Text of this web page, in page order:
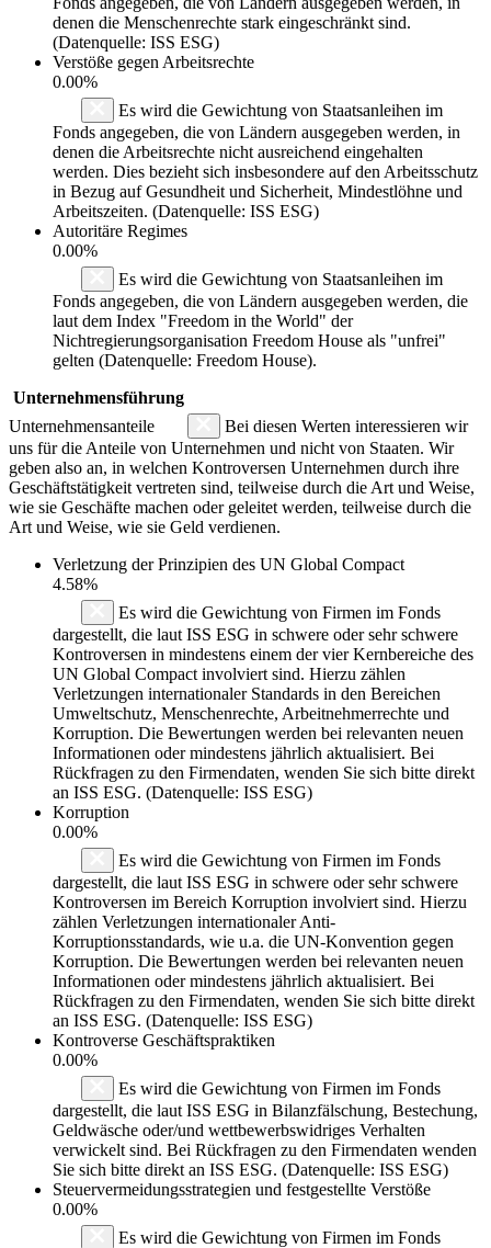
denen die Menschenrechte stark eingeschränkt sind.
(Datenquelle: ISS ESG)
Verstöße gegen Arbeitsrechte
0.00%
Es wird die Gewichtung von Staatsanleihen im
Fonds angegeben, die von Ländern ausgegeben werden, in
denen die Arbeitsrechte nicht ausreichend eingehalten
werden. Dies bezieht sich insbesondere auf den Arbeitsschutz
in Bezug auf Gesundheit und Sicherheit, Mindestlöhne und
Arbeitszeiten. (Datenquelle: ISS ESG)
Autoritäre Regimes
0.00%
Es wird die Gewichtung von Staatsanleihen im
Fonds angegeben, die von Ländern ausgegeben werden, die
laut dem Index "Freedom in the World" der
Nichtregierungsorganisation Freedom House als "unfrei"
gelten (Datenquelle: Freedom House).
Unternehmensführung
Unternehmensanteile
Bei diesen Werten interessieren wir
uns für die Anteile von Unternehmen und nicht von Staaten. Wir
geben also an, in welchen Kontroversen Unternehmen durch ihre
Geschäftstätigkeit vertreten sind, teilweise durch die Art und Weise,
wie sie Geschäfte machen oder geleitet werden, teilweise durch die
Art und Weise, wie sie Geld verdienen.
Verletzung der Prinzipien des UN Global Compact
4.58%
Es wird die Gewichtung von Firmen im Fonds
dargestellt, die laut ISS ESG in schwere oder sehr schwere
Kontroversen in mindestens einem der vier Kernbereiche des
UN Global Compact involviert sind. Hierzu zählen
Verletzungen internationaler Standards in den Bereichen
Umweltschutz, Menschenrechte, Arbeitnehmerrechte und
Korruption. Die Bewertungen werden bei relevanten neuen
Informationen oder mindestens jährlich aktualisiert. Bei
Rückfragen zu den Firmendaten, wenden Sie sich bitte direkt
an ISS ESG. (Datenquelle: ISS ESG)
Korruption
0.00%
Es wird die Gewichtung von Firmen im Fonds
dargestellt, die laut ISS ESG in schwere oder sehr schwere
Kontroversen im Bereich Korruption involviert sind. Hierzu
zählen Verletzungen internationaler Anti-
Korruptionsstandards, wie u.a. die UN-Konvention gegen
Korruption. Die Bewertungen werden bei relevanten neuen
Informationen oder mindestens jährlich aktualisiert. Bei
Rückfragen zu den Firmendaten, wenden Sie sich bitte direkt
an ISS ESG. (Datenquelle: ISS ESG)
Kontroverse Geschäftspraktiken
0.00%
Es wird die Gewichtung von Firmen im Fonds
dargestellt, die laut ISS ESG in Bilanzfälschung, Bestechung,
Geldwäsche oder/und wettbewerbswidriges Verhalten
verwickelt sind. Bei Rückfragen zu den Firmendaten wenden
Sie sich bitte direkt an ISS ESG. (Datenquelle: ISS ESG)
Steuervermeidungsstrategien und festgestellte Verstöße
0.00%
Es wird die Gewichtung von Firmen im Fonds